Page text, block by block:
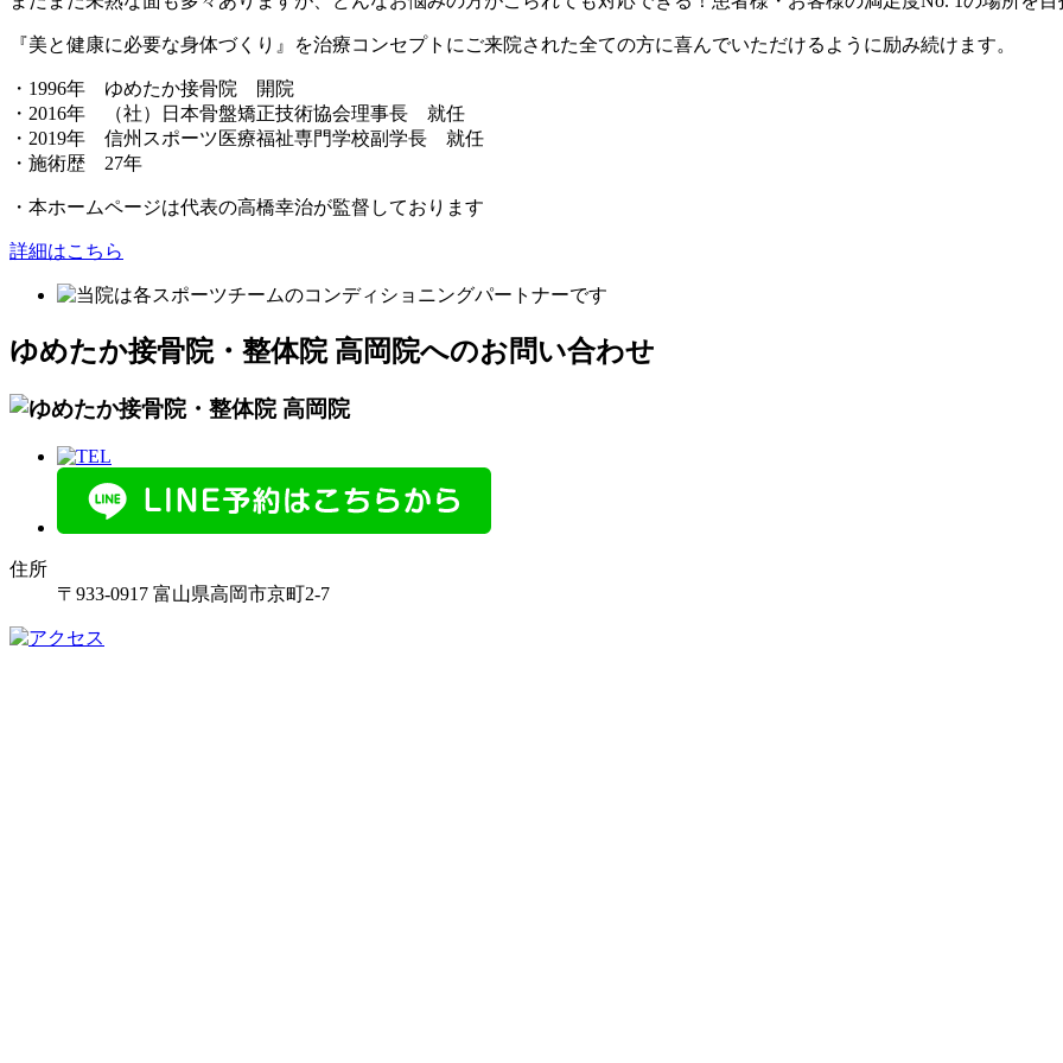
『美と健康に必要な身体づくり』 を治療コンセプトにご来院された全ての方に喜んでいただけるように励み続けます。
・1996年 ゆめたか接骨院 開院
・2016年 （社）日本骨盤矯正技術協会理事長 就任
・2019年 信州スポーツ医療福祉専門学校副学長 就任
・施術歴 27年
・本ホームページは代表の高橋幸治が監督しております
詳細はこちら
ゆめたか接骨院・整体院 高岡院へのお問い合わせ
住所
〒933-0917 富山県高岡市京町2-7